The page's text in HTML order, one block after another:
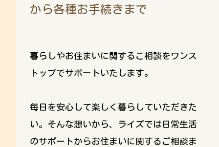
から各種お手続きまで
暮らしやお住まいに関するご相談をワンス
トップでサポートいたします。
毎日を安心して楽しく暮らしていただきた
い。そんな想いから、ライズでは日常生活
のサポートからお住まいに関するご相談ま